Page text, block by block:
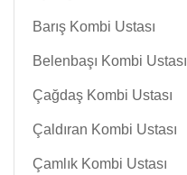
Barış Kombi Ustası
Belenbaşı Kombi Ustası
Çağdaş Kombi Ustası
Çaldıran Kombi Ustası
Çamlık Kombi Ustası